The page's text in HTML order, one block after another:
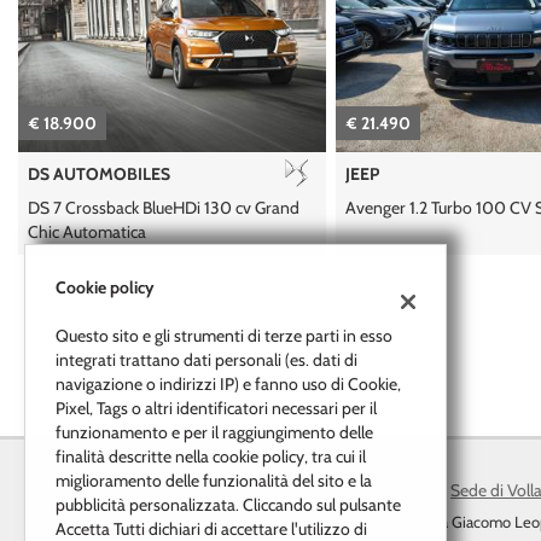
€ 18.900
DS AUTOMOBILES
DS 7 Crossback BlueHDi 130 cv Grand
Chic Automatica
€ 21.490
JEEP
Avenger 1.2 Turbo 100 CV
Sede di Volla
Via Giacomo
Cookie policy
Questo sito e gli strumenti di terze parti in esso
integrati trattano dati personali (es. dati di
navigazione o indirizzi IP) e fanno uso di Cookie,
Pixel, Tags o altri identificatori necessari per il
funzionamento e per il raggiungimento delle
finalità descritte nella cookie policy, tra cui il
miglioramento delle funzionalità del sito e la
pubblicità personalizzata. Cliccando sul pulsante
Accetta Tutti dichiari di accettare l'utilizzo di
tracciamento
che
adottiamo
per
offrire
le
funzionalità
e
svolgere
le
attività
seguito
ottenere
maggiori
informazioni
sull'utilità
funzionamento